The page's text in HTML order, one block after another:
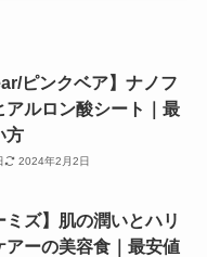
ピンクベア】ナノフ
アルロン酸シート｜最
方
2024年2月2日
ミズ】肌の潤いとハリ
アーの美容食｜最安値